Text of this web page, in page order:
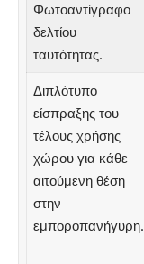
Φωτοαντίγραφο
δελτίου
ταυτότητας.
Διπλότυπο
είσπραξης του
τέλους χρήσης
χώρου για κάθε
αιτούμενη θέση
στην
εμποροπανήγυρη.